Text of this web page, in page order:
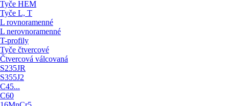
Tyče HEM
Tyče L, T
L rovnoramenné
L nerovnoramenné
T-profily
Tyče čtvercové
Čtvercová válcovaná
S235JR
S355J2
C45...
C60